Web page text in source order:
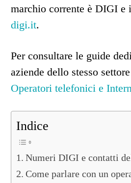
marchio corrente è DIGI
digi.it.
Per consultare le guide
aziende dello stesso
Operatori telefonici e
Indice
Numeri DIGI e contatti
Come parlare con un